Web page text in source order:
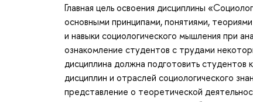
Главная цель освоения дисциплины
основными принципами, понятиями,
и навыки социологического мышления при
ознакомление студентов с трудами
дисциплина должна подготовить
дисциплин и отраслей социологического
представление о теоретической